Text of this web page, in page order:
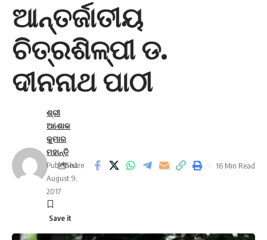
ଆନ୍ତର୍ଜାତୀୟ
ଚିତ୍ରଶିଳ୍ପୀ ଡ.
ଦୀନନାଥ ପାଠୀ
ଶ୍ରୀ
ଅଶୋକ
କୁମାର
ମହାନ୍ତି
Published:
August 9,
2017
Share 16 Min Read